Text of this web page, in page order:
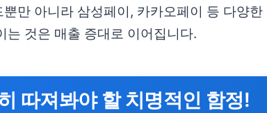
뿐만 아니라 삼성페이, 카카오페이 등 다양
는 것은 매출 증대로 이어집니다.
따져봐야 할 치명적인 함정!